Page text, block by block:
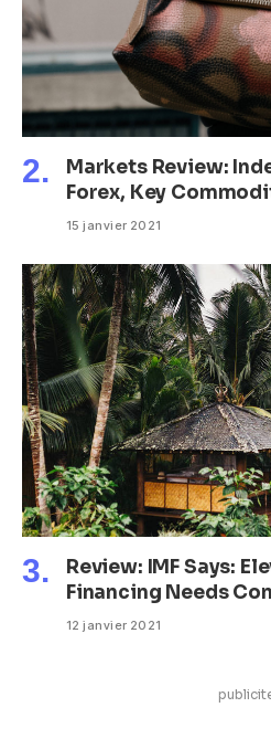
Markets Review:
Forex, Key
15 janvier 2021
Review: IMF Says:
Financing Needs
12 janvier 2021